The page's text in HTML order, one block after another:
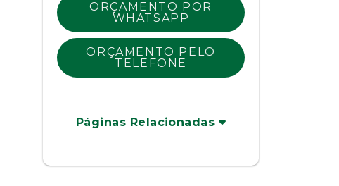
ORÇAMENTO POR
WHATSAPP
ORÇAMENTO PELO
TELEFONE
Páginas Relacionadas